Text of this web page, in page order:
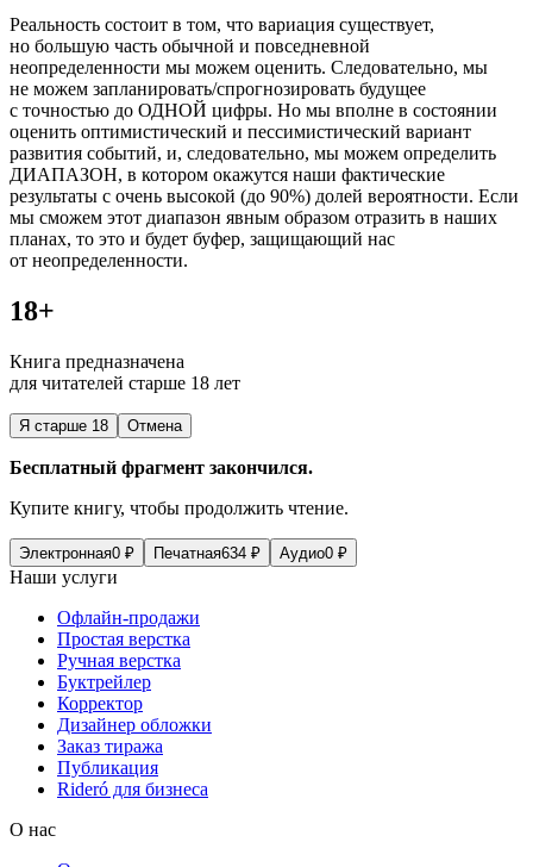
Реальность состоит в том, что вариация существует,
но большую часть обычной и повседневной
неопределенности мы можем оценить. Следовательно, мы
не можем запланировать/спрогнозировать будущее
с точностью до ОДНОЙ цифры. Но мы вполне в состоянии
оценить оптимистический и пессимистический вариант
развития событий, и, следовательно, мы можем определить
ДИАПАЗОН, в котором окажутся наши фактические
результаты с очень высокой (до 90%) долей вероятности. Если
мы сможем этот диапазон явным образом отразить в наших
планах, то это и будет буфер, защищающий нас
от неопределенности.
18+
Книга предназначена
для читателей старше 18 лет
Я старше 18 Отмена
Бесплатный фрагмент закончился.
Купите книгу, чтобы продолжить чтение.
Электронная0 ₽ Печатная634 ₽ Аудио0 ₽
Наши услуги
Офлайн-продажи
Простая верстка
Ручная верстка
Буктрейлер
Корректор
Дизайнер обложки
Заказ тиража
Публикация
Rideró для бизнеса
О нас